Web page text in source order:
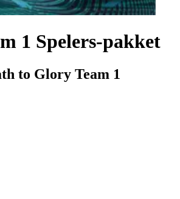
1 Spelers-pakket
to Glory Team 1